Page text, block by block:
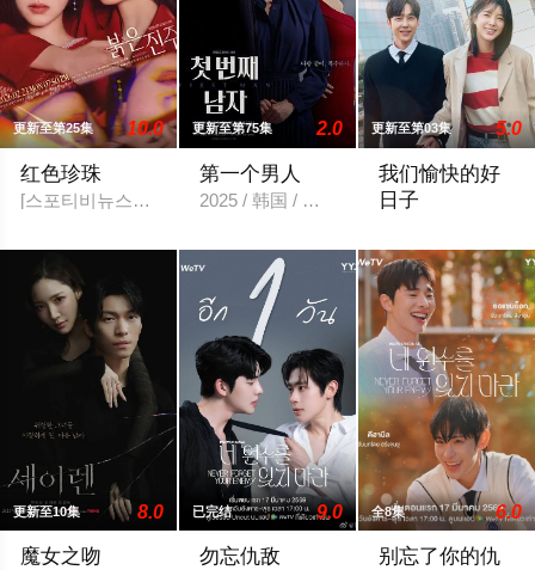
更新至第25集 10.0
红色珍珠
[스포티비뉴스=강효진 기자] 배우 박진희가 본격 컴백 활동에 나
更新至第75集 2.0
第一个男人
2025 / 韩国 / 咸恩静,尹善宇,朴健一,吴贤
更新至第03集 5.0
我们愉快的好
日子
更新至10集 8.0
魔女之吻
已完结 9.0
勿忘仇敌
全8集 6.0
别忘了你的仇